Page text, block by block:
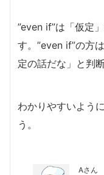
”even if”は「仮定
す。”even if”の方
定の話だな」と判
わかりやすいよう
う。
Aさん